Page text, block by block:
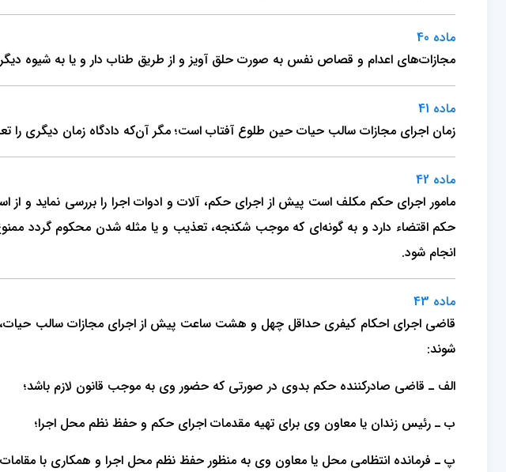
ماده 40
مجازات‌های اعدام و قصاص نفس به صورت حلق ­آویز و از طریق طناب دار و یا به شیوه
ماده 41
زمان اجرای مجازات سالب حیات حین طلوع آفتاب است؛ مگر آن‌که دادگاه زمان دیگری را
ماده 42
مامور اجرای حکم مکلف است پیش از اجرای حکم، آلات و ادوات اجرا را بررسی نماید و از
حکم اقتضاء دارد و به گونه‌ای که موجب شکنجه،‌ تعذیب و یا مثله شدن محکوم گردد
انجام شود.
ماده 43
قاضی اجرای احکام کیفری حداقل چهل و هشت ساعت پیش از اجرای مجازات سالب حیات،
شوند:
الف ـ قاضی صادرکننده حکم بدوی در صورتی که حضور وی به موجب قانون لازم باشد؛
ب ـ رئیس زندان یا معاون وی برای تهیه مقدمات اجرای حکم و حفظ نظم محل اجرا؛
پ ـ فرمانده انتظامی محل یا معاون وی به منظور حفظ نظم محل اجرا و همکاری با مقامات